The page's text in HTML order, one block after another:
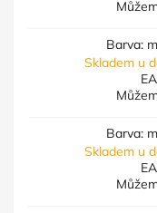
Barva:
Skladem u
Barva:
Skladem u